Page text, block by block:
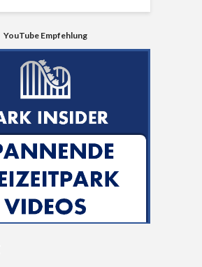
YouTube Empfehlung